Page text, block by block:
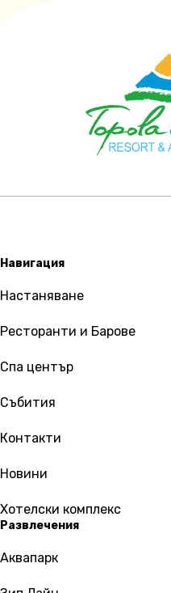
Навигация
Настаняване
Ресторанти и Барове
Спа център
Събития
Контакти
Новини
Хотелски комплекс
Развлечения
Аквапарк